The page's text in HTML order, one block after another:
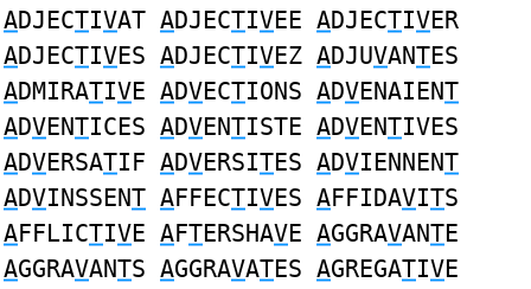
ADJECTIVAT ADJECTIVEE ADJECTIVER
ADJECTIVES ADJECTIVEZ ADJUVANTES
ADMIRATIVE ADVECTIONS ADVENAIENT
ADVENTICES ADVENTISTE ADVENTIVES
ADVERSATIF ADVERSITES ADVIENNENT
ADVINSSENT AFFECTIVES AFFIDAVITS
AFFLICTIVE AFTERSHAVE AGGRAVANTE
AGGRAVANTS AGGRAVATES AGREGATIVE